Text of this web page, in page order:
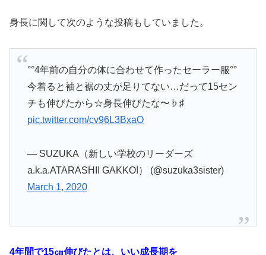
身長に関して次のような投稿もしていました。
°°4年前の自分の体に合わせて作ったセーラー服°°
今着ると袖と裾の丈が足りてない…だって15セン
チも伸びたから☆身長伸びたな〜♭♯
pic.twitter.com/cv96L3BxaO
— SUZUKA（新しい学校のリーダーズ
a.k.a.ATARASHII GAKKO!） (@suzuka3sister)
March 1, 2020
4年間で15㎝伸びたとは、 いい成長期を